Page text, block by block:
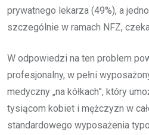
prywatnego lekarza (49%), a
szczególnie w ramach NFZ,
W odpowiedzi na ten problem
profesjonalny, w pełni
medyczny „na kółkach”, który
tysiącom kobiet i mężczyzn w
standardowego wyposażenia